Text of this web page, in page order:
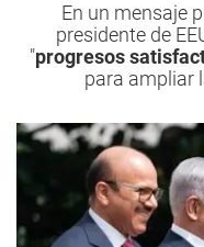
En un mensaje
presidente de
"progresos
para ampliar